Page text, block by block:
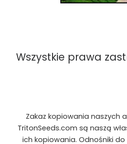
Wszystkie prawa
Zakaz kopiowania naszych
TritonSeeds.com są naszą
ich kopiowania. Odnośniki do